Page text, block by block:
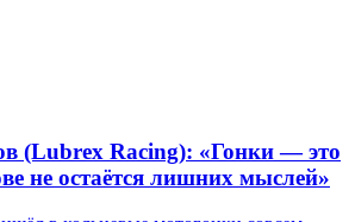
(Lubrex Racing): «Гонки — это
не остаётся лишних мыслей»